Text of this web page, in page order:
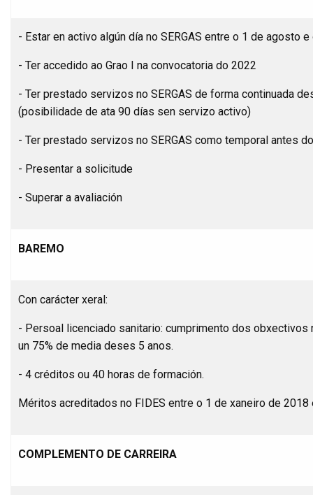
- Estar en activo algún día no SERGAS entre o 1 de agosto
- Ter accedido ao Grao I na convocatoria do 2022
- Ter prestado servizos no SERGAS de forma continuada
(posibilidade de ata 90 días sen servizo activo)
- Ter prestado servizos no SERGAS como temporal antes
- Presentar a solicitude
- Superar a avaliación
BAREMO
Con carácter xeral:
- Persoal licenciado sanitario: cumprimento dos obxectivos
un 75% de media deses 5 anos.
- 4 créditos ou 40 horas de formación.
Méritos acreditados no FIDES entre o 1 de xaneiro de
COMPLEMENTO DE CARREIRA